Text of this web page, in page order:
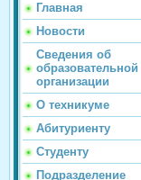
Главная
Новости
Сведения об
образовательной
организации
О техникуме
Абитуриенту
Студенту
Подразделение